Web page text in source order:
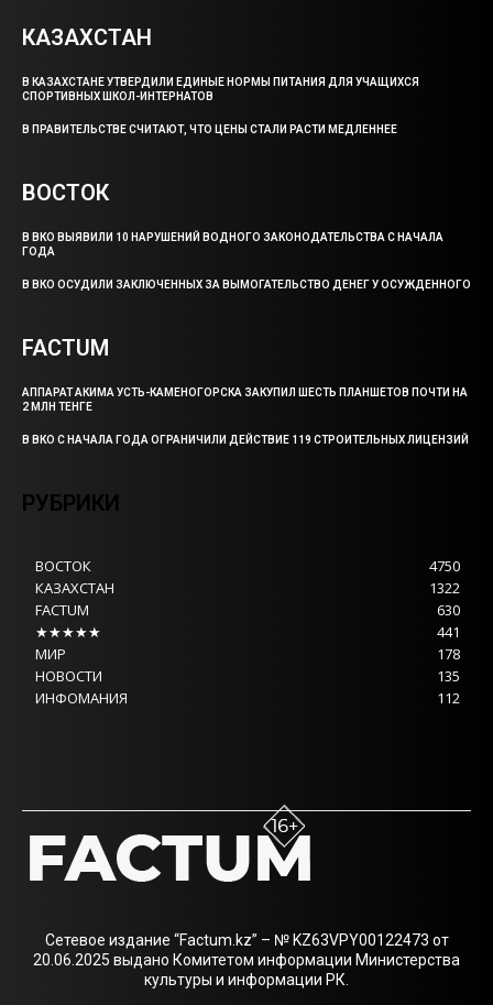
КАЗАХСТАН
В КАЗАХСТАНЕ УТВЕРДИЛИ ЕДИНЫЕ НОРМЫ ПИТАНИЯ ДЛЯ УЧАЩИХСЯ
СПОРТИВНЫХ ШКОЛ-ИНТЕРНАТОВ
В ПРАВИТЕЛЬСТВЕ СЧИТАЮТ, ЧТО ЦЕНЫ СТАЛИ РАСТИ МЕДЛЕННЕЕ
ВОСТОК
В ВКО ВЫЯВИЛИ 10 НАРУШЕНИЙ ВОДНОГО ЗАКОНОДАТЕЛЬСТВА С НАЧАЛА
ГОДА
В ВКО ОСУДИЛИ ЗАКЛЮЧЕННЫХ ЗА ВЫМОГАТЕЛЬСТВО ДЕНЕГ У ОСУЖДЕННОГО
FACTUM
АППАРАТ АКИМА УСТЬ-КАМЕНОГОРСКА ЗАКУПИЛ ШЕСТЬ ПЛАНШЕТОВ ПОЧТИ НА
2 МЛН ТЕНГЕ
В ВКО С НАЧАЛА ГОДА ОГРАНИЧИЛИ ДЕЙСТВИЕ 119 СТРОИТЕЛЬНЫХ ЛИЦЕНЗИЙ
РУБРИКИ
ВОСТОК
4750
КАЗАХСТАН
1322
FACTUM
630
★★★★★
441
МИР
178
НОВОСТИ
135
ИНФОМАНИЯ
112
Сетевое издание “Factum.kz” – № KZ63VPY00122473 от
20.06.2025 выдано Комитетом информации Министерства
культуры и информации РК.